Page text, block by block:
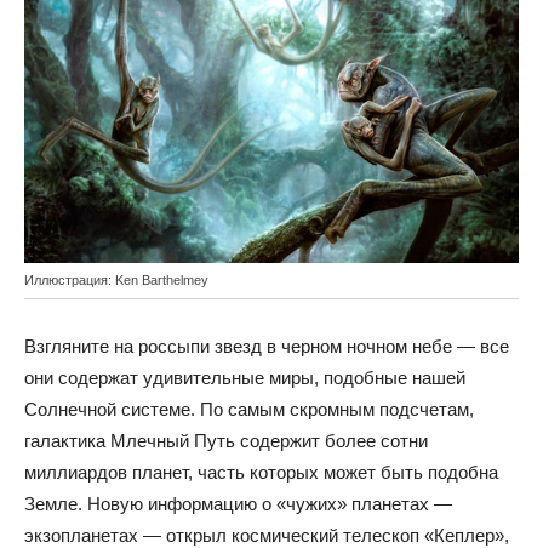
Иллюстрация: Ken Barthelmey
Взгляните на россыпи звезд в черном ночном небе — все
они содержат удивительные миры, подобные нашей
Солнечной системе. По самым скромным подсчетам,
галактика Млечный Путь содержит более сотни
миллиардов планет, часть которых может быть подобна
Земле. Новую информацию о «чужих» планетах —
экзопланетах — открыл космический телескоп «Кеплер»,